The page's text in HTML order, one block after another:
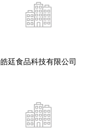
皓廷食品科技有限公司